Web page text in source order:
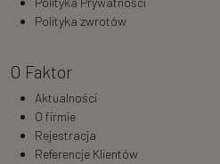
Polityka zwrotów
O Faktor
Aktualności
O firmie
Rejestracja
Referencje Klientów